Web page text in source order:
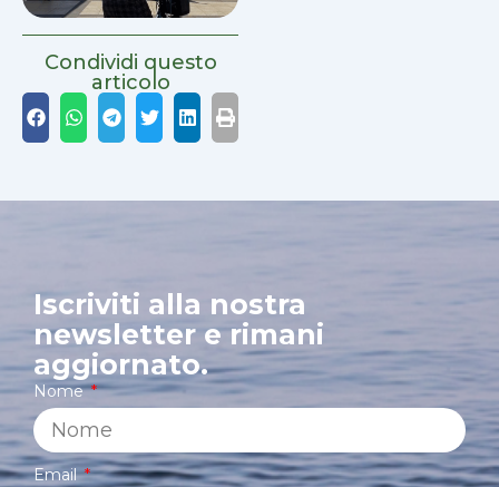
Condividi questo
articolo
Iscriviti alla nostra
newsletter e rimani
aggiornato.
Nome
Email